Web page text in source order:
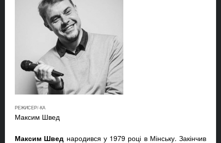
РЕЖИСЕР/-КА
Максим Швед
Максим Швед народився у 1979 році в Мінську. Закінчив